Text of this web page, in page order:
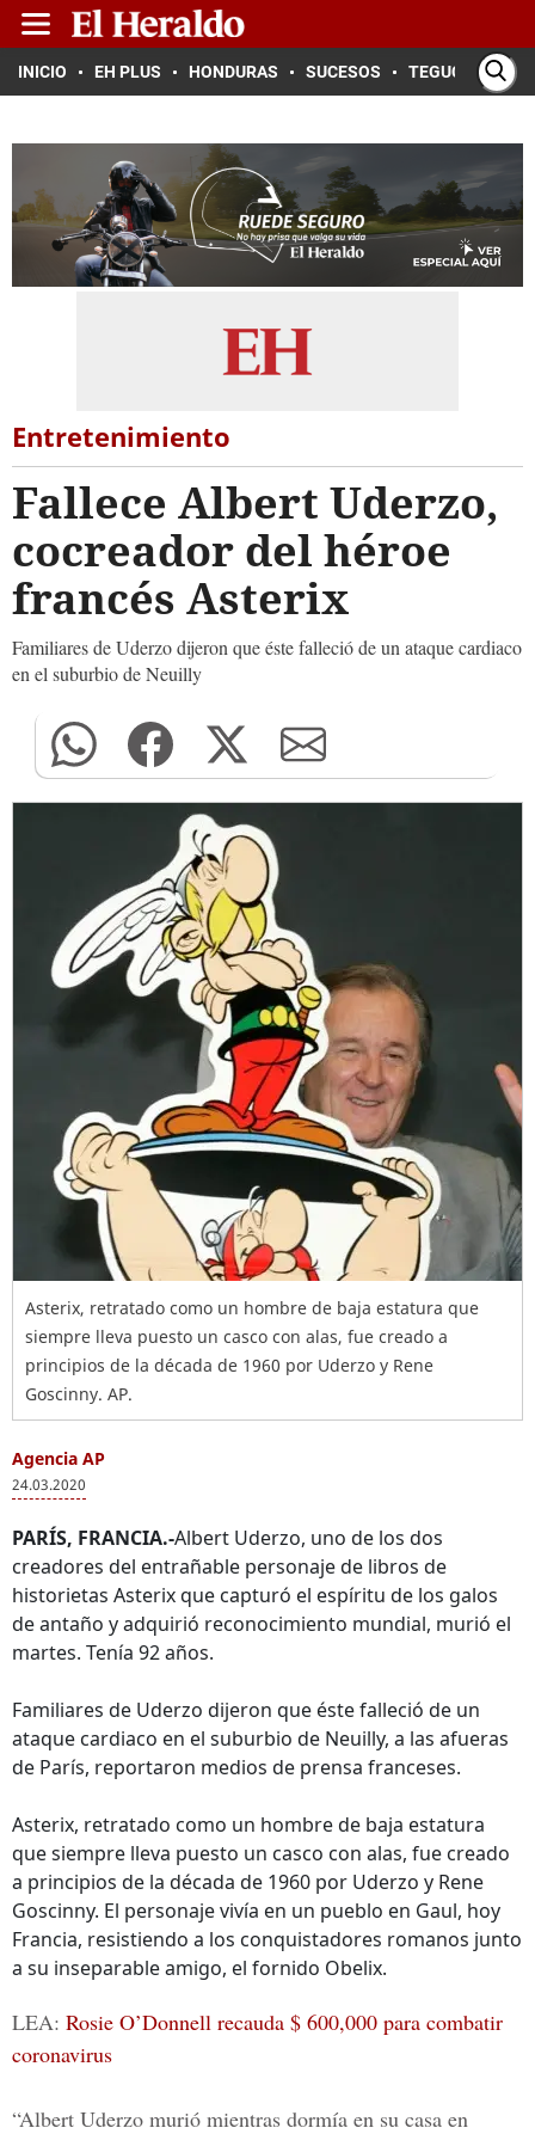
INICIO EH PLUS HONDURAS SUCESOS TEGUCIGALPA
Entretenimiento
Fallece Albert Uderzo,
cocreador del héroe
francés Asterix
Familiares de Uderzo dijeron que éste falleció de un ataque cardiaco
en el suburbio de Neuilly
Asterix, retratado como un hombre de baja estatura que
siempre lleva puesto un casco con alas, fue creado a
principios de la década de 1960 por Uderzo y Rene
Goscinny. AP.
Agencia AP
24.03.2020
PARÍS, FRANCIA.-Albert Uderzo, uno de los dos
creadores del entrañable personaje de libros de
historietas Asterix que capturó el espíritu de los galos
de antaño y adquirió reconocimiento mundial, murió el
martes. Tenía 92 años.
Familiares de Uderzo dijeron que éste falleció de un
ataque cardiaco en el suburbio de Neuilly, a las afueras
de París, reportaron medios de prensa franceses.
Asterix, retratado como un hombre de baja estatura
que siempre lleva puesto un casco con alas, fue creado
a principios de la década de 1960 por Uderzo y Rene
Goscinny. El personaje vivía en un pueblo en Gaul, hoy
Francia, resistiendo a los conquistadores romanos junto
a su inseparable amigo, el fornido Obelix.
LEA: Rosie O’Donnell recauda $ 600,000 para combatir
coronavirus
“Albert Uderzo murió mientras dormía en su casa en